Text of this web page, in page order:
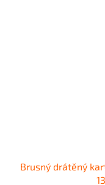
Brusný drátěný